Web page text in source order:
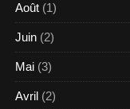
Août (1)
Juin (2)
Mai (3)
Avril (2)